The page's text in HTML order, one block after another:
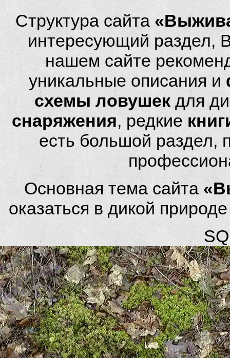
Структура сайта
интересующий раздел,
нашем сайте
уникальные описания и
схемы ловушек для
снаряжения, редкие
есть большой
Основная тема сайта
оказаться в дикой